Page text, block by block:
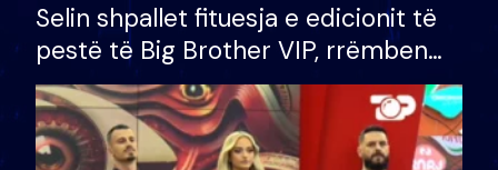
Selin shpallet fituesja e edicionit të
pestë të Big Brother VIP, rrëmben
çmimin e madh prej 100 mijë eurosh